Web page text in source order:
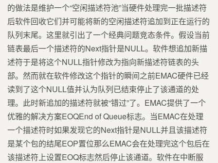
的做法是维护一个“空闲描述符池”当硬件处理完一批描述符
后软件回收它们并可能将新的空闲描述符追加到正在运行的
队列末尾。这里就引出了一个经典问题竞态条件。假设当前
链表最后一个描述符的Next指针是NULL。软件想追加新描
述符于是将这个NULL指针修改为指向新描述符链表的头
部。然而就在软件修改这个指针的瞬间之前EMAC硬件已经
读到了这个NULL值并认为队列已结束停止了该通道的处
理。此时新追加的描述符就被“错过”了。EMAC提供了一个
优雅的解决方案EOQEnd of Queue标志。当EMAC在处理
一个描述符时如果发现它的Next指针是NULL并且该描述符
是某个包的结尾EOP置位那么EMAC会在处理完这个包后在
该描述符上设置EOQ标志然后停止该通道。软件在中断服